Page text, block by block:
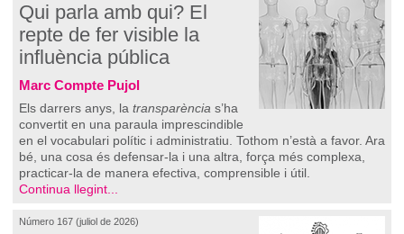
Qui parla amb qui? El
repte de fer visible la
influència pública
Marc Compte Pujol
Els darrers anys, la transparència s’ha
convertit en una paraula imprescindible
en el vocabulari polític i administratiu. Tothom n’està a favor. Ara
bé, una cosa és defensar-la i una altra, força més complexa,
practicar-la de manera efectiva, comprensible i útil.
Continua llegint...
Número 167 (juliol de 2026)